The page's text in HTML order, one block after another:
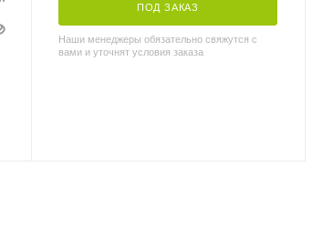
ПОД ЗАКАЗ
Наши менеджеры обязательно свяжутся с
вами и уточнят условия заказа